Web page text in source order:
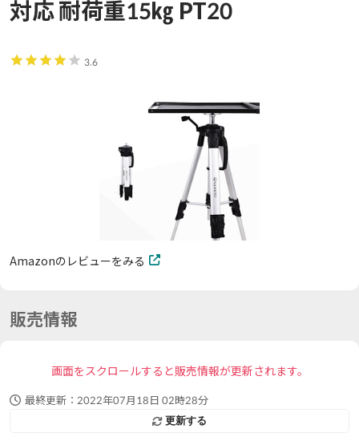
対応 耐荷重15㎏ PT20
3.6
Amazonのレビューをみる
販売情報
画面をスクロールすると販売情報が更新されます。
最終更新： 2022年07月18日 02時28分
更新する